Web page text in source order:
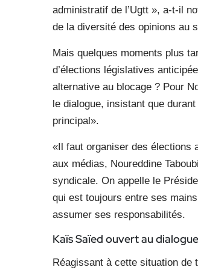
administratif de l’Ugtt », a-t-il
de la diversité des opinions au
Mais quelques moments plus
d’élections législatives
alternative au blocage ? Pour
le dialogue, insistant que
principal».
«Il faut organiser des élections
aux médias, Noureddine
syndicale. On appelle le
qui est toujours entre ses
assumer ses responsabilités.
Kaïs Saïed ouvert au
Réagissant à cette situation de